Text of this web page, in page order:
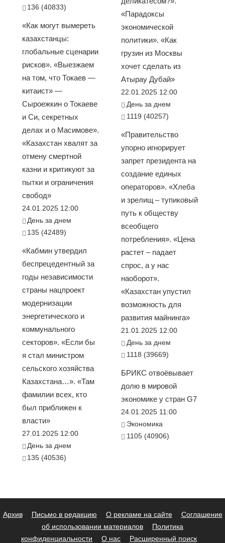
136 (40833)
«Как могут вымереть
казахстанцы:
глобальные сценарии
рисков». «Выезжаем
на том, что Токаев —
китаист» —
Сыроежкин о Токаеве
и Си, секретных
делах и о Масимове».
«Казахстан хвалят за
отмену смертной
казни и критикуют за
пытки и ограничения
свобод»
24.01.2025 12:00
День за днем
135 (42489)
«Кабмин утвердил
беспрецедентный за
годы независимости
страны нацпроект
модернизации
энергетического и
коммунального
секторов». «Если бы
я стал министром
сельского хозяйства
Казахстана…». «Там
фамилии всех, кто
был приближен к
власти»
27.01.2025 12:00
День за днем
135 (40536)
«Парадоксы
экономической
политики». «Как
грузин из Москвы
хочет сделать из
Атырау Дубай»
22.01.2025 12:00
День за днем
1119 (40257)
«Правительство
упорно игнорирует
запрет президента на
создание единых
операторов». «Хлеба
и зрелищ – тупиковый
путь к обществу
всеобщего
потребления». «Цена
растет – падает
спрос, а у нас
наоборот».
«Казахстан упустил
возможность для
развития майнинга»
21.01.2025 12:00
День за днем
1118 (39669)
БРИКС отвоёвывает
долю в мировой
экономике у стран G7
24.01.2025 11:00
Экономика
1105 (40906)
Архив Письмо в редакцию О рекламе на сайте
Соглашение
об использовании материалов
Политика
конфиденциальности
О нас Расширенный поиск